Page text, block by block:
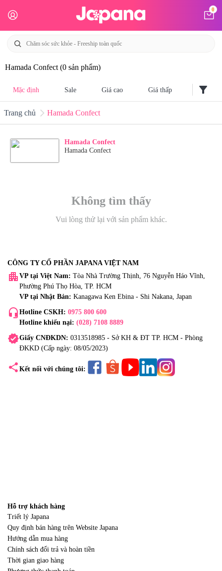
0
Hamada Confect (0 sản phẩm)
Mặc định Sale Giá cao Giá thấp filter_alt
Trang chủ Hamada Confect
Hamada Confect
Hamada Confect
Không tìm thấy
Vui lòng thử lại với sản phẩm khác.
CÔNG TY CỔ PHẦN JAPANA VIỆT NAM
apartment VP tại Việt Nam: Tòa Nhà Trường Thịnh, 76 Nguyễn Háo Vĩnh,
Phường Phú Thọ Hòa, TP. HCM
VP tại Nhật Bản: Kanagawa Ken Ebina - Shi Nakana, Japan
headset_mic Hotline CSKH: 0975 800 600
Hotline khiếu nại: (028) 7108 8889
verifiedGiấy CNĐKDN: 0313518985 - Sở KH & ĐT TP. HCM - Phòng
ĐKKD (Cấp ngày: 08/05/2023)
share Kết nối với chúng tôi:
Hỗ trợ khách hàng
Triết lý Japana
Quy định bán hàng trên Website Japana
Hướng dẫn mua hàng
Chính sách đổi trả và hoàn tiền
Thời gian giao hàng